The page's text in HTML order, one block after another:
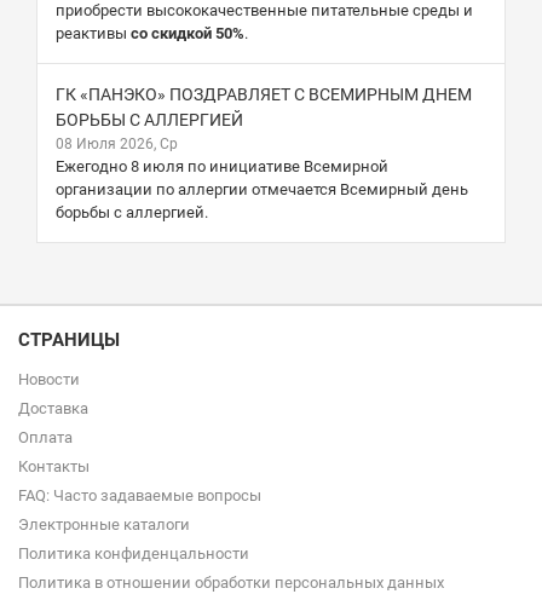
приобрести высококачественные питательные среды и
реактивы со скидкой 50%.
ГК «ПАНЭКО» ПОЗДРАВЛЯЕТ С ВСЕМИРНЫМ ДНЕМ
БОРЬБЫ С АЛЛЕРГИЕЙ
08 Июля 2026, Ср
Ежегодно 8 июля по инициативе Всемирной
организации по аллергии отмечается Всемирный день
борьбы с аллергией.
СТРАНИЦЫ
Новости
Доставка
Оплата
Контакты
FAQ: Часто задаваемые вопросы
Электронные каталоги
Политика конфиденцальности
Политика в отношении обработки персональных данных